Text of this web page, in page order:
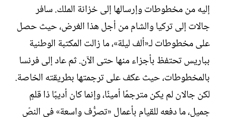
إليه من مخطوطات وإرسالها إلى خزانة الملك. سافر
جالات إلى تركيا والشام من أجل هذا الغرض، حيث حصل
على مخطوطات لـ«ألف ليلة»، ما زالت المكتبة الوطنية
بباريس تحتفظ بأجزاء منها حتى الآن. ثم عاد إلى فرنسا
بالمخطوطات، حيث عكف على ترجمتها بطريقته الخاصة.
لكن جالان لم يكن مترجمًا أمينًا، وإنما كان أديبًا ذا قلمٍ
جميل، ما دفعه للقيام بأعمال «تصرُّف واسعة» في النصّ